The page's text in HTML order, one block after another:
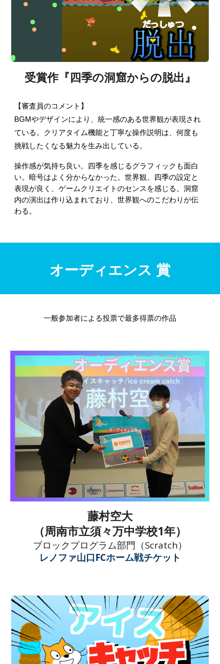
受賞作『四季の洞窟からの脱出』
【審査員のコメント】
BGMやデザインにより、統一感のある世界観が表現され
ている。クリアタイム機能と丁寧な操作説明は、何度も
挑戦したくなる魅力を生み出している。
操作感が気持ち良い。四季を感じるグラフィックも面白
い。暗号はよく分からなかった。世界観、四季の設定と
表現が良く、ゲームクリエイトのセンスを感じる。洞窟
内の演出は作り込まれており、世界観へのこだわりが伝
わる。
オーディエンス 賞
一般参加者による投票で最多得票の作品
藤村空大
（周南市立須々万中学校1年）
ブロックプログラム部門（Scratch）
レノファ山口FCホーム戦チケット